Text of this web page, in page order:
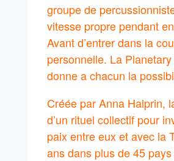
groupe de
vitesse propre pendant
Avant d’entrer dans la
personnelle. La
donne a chacun la
Créée par Anna Halprin,
d’un rituel collectif pour
paix entre eux et avec la
ans dans plus de 45